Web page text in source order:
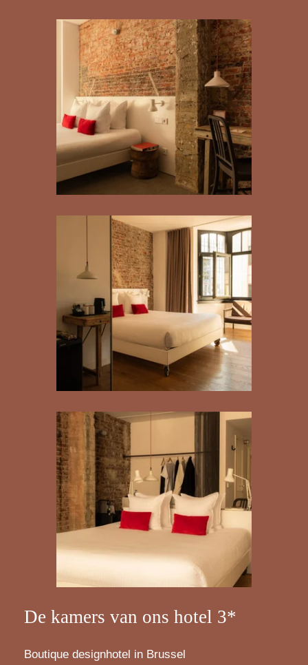
De kamers van ons hotel 3*
Boutique designhotel in Brussel